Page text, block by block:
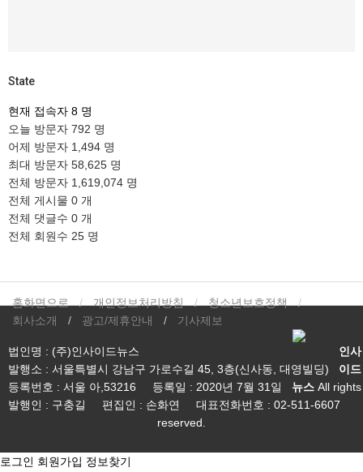
State
현재 접속자 8 명
오늘 방문자 792 명
어제 방문자 1,494 명
최대 방문자 58,625 명
전체 방문자 1,619,074 명
전체 게시물 0 개
전체 댓글수 0 개
전체 회원수 25 명
홈화면으로 개인정보처리방침
청소년보호정책
회사소개
광고/제휴안내 기사제보
법인명 : (주)인사이드뉴스
발행소 : 서울특별시 강남구 가로수길 45, 3층(신사동, 대영빌딩)
등록번호 : 서울 아,53216
등록일 : 2020년 7월 31일
발행인 : 구충길
편집인 : 손화연 대표전화번호 : 02-511-6607
인사
이드
뉴스 All rights
reserved.
로그인 회원가입 정보찾기